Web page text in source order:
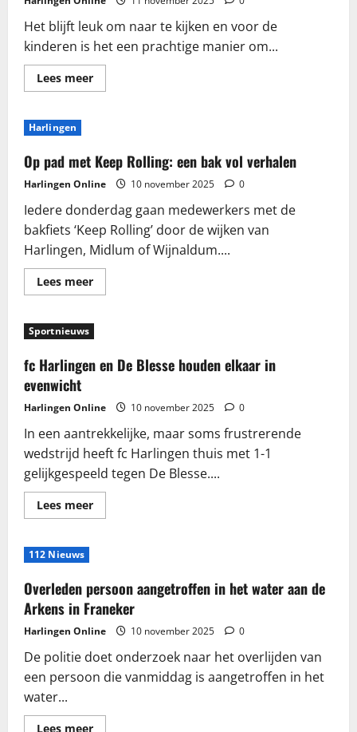
Het blijft leuk om naar te kijken en voor de
kinderen is het een prachtige manier om...
Lees meerLees
meer
Harlingen
Op pad met Keep Rolling: een bak vol verhalen
Harlingen Online 10 november 2025 0
Iedere donderdag gaan medewerkers met de
bakfiets ‘Keep Rolling’ door de wijken van
Harlingen, Midlum of Wijnaldum....
Lees meerLees
meer
pad
met
Rolling:
een
verhalen
Sportnieuws
fc Harlingen en De Blesse houden elkaar in
evenwicht
Harlingen Online 10 november 2025 0
In een aantrekkelijke, maar soms frustrerende
wedstrijd heeft fc Harlingen thuis met 1-1
gelijkgespeeld tegen De Blesse....
Lees meerLees
meer
Blesse
houden
elkaar
in
evenwicht
112 Nieuws
Overleden persoon aangetroffen in het water aan de
Arkens in Franeker
Harlingen Online 10 november 2025 0
De politie doet onderzoek naar het overlijden van
een persoon die vanmiddag is aangetroffen in het
water...
Lees meerLees